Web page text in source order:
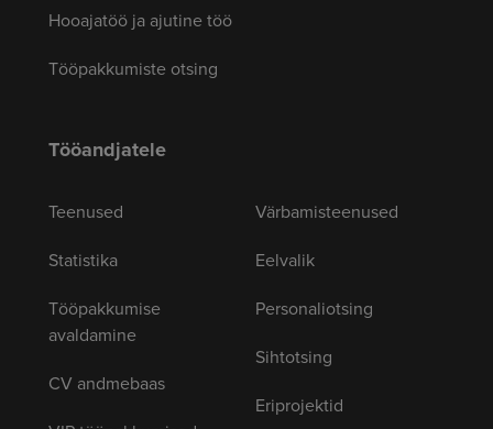
Hooajatöö ja ajutine töö
Tööpakkumiste otsing
Tööandjatele
Teenused
Statistika
Tööpakkumise
avaldamine
CV andmebaas
Värbamisteenused
Eelvalik
Personaliotsing
Sihtotsing
Eriprojektid